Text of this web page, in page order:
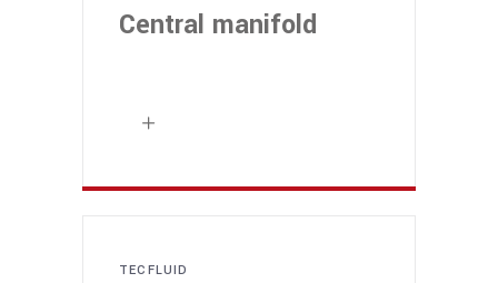
Central manifold
TECFLUID